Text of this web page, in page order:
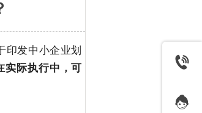
印发中小企业划
实际执行中，可